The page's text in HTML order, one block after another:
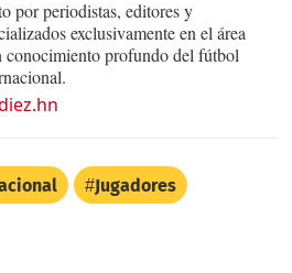
por periodistas, editores y
exclusivamente en el área
conocimiento profundo del fútbol
Jugadores